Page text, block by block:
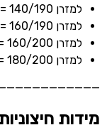
למזרן 140/190 = 153/206 ס”מ
למזרן 160/190 = 173/206 ס”מ
למזרן 160/200 = 173/216 ס”מ
למזרן 180/200 = 193/216 ס”מ
מידות